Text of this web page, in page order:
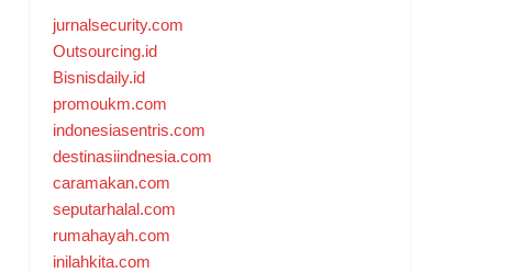
jurnalsecurity.com
Outsourcing.id
Bisnisdaily.id
promoukm.com
indonesiasentris.com
destinasiindnesia.com
caramakan.com
seputarhalal.com
rumahayah.com
inilahkita.com